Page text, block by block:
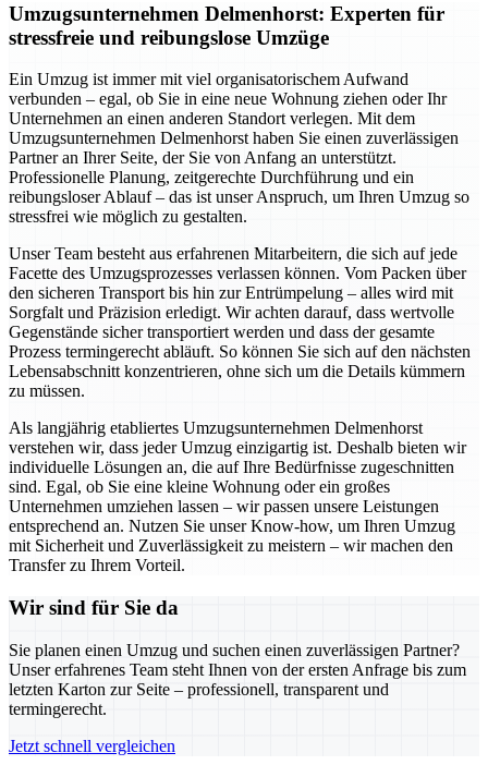
Umzugsunternehmen Delmenhorst: Experten für
stressfreie und reibungslose Umzüge
Ein Umzug ist immer mit viel organisatorischem Aufwand
verbunden – egal, ob Sie in eine neue Wohnung ziehen oder Ihr
Unternehmen an einen anderen Standort verlegen. Mit dem
Umzugsunternehmen Delmenhorst haben Sie einen zuverlässigen
Partner an Ihrer Seite, der Sie von Anfang an unterstützt.
Professionelle Planung, zeitgerechte Durchführung und ein
reibungsloser Ablauf – das ist unser Anspruch, um Ihren Umzug so
stressfrei wie möglich zu gestalten.
Unser Team besteht aus erfahrenen Mitarbeitern, die sich auf jede
Facette des Umzugsprozesses verlassen können. Vom Packen über
den sicheren Transport bis hin zur Entrümpelung – alles wird mit
Sorgfalt und Präzision erledigt. Wir achten darauf, dass wertvolle
Gegenstände sicher transportiert werden und dass der gesamte
Prozess termingerecht abläuft. So können Sie sich auf den nächsten
Lebensabschnitt konzentrieren, ohne sich um die Details kümmern
zu müssen.
Als langjährig etabliertes Umzugsunternehmen Delmenhorst
verstehen wir, dass jeder Umzug einzigartig ist. Deshalb bieten wir
individuelle Lösungen an, die auf Ihre Bedürfnisse zugeschnitten
sind. Egal, ob Sie eine kleine Wohnung oder ein großes
Unternehmen umziehen lassen – wir passen unsere Leistungen
entsprechend an. Nutzen Sie unser Know-how, um Ihren Umzug
mit Sicherheit und Zuverlässigkeit zu meistern – wir machen den
Transfer zu Ihrem Vorteil.
Wir sind für Sie da
Sie planen einen Umzug und suchen einen zuverlässigen Partner?
Unser erfahrenes Team steht Ihnen von der ersten Anfrage bis zum
letzten Karton zur Seite – professionell, transparent und
termingerecht.
Jetzt schnell vergleichen